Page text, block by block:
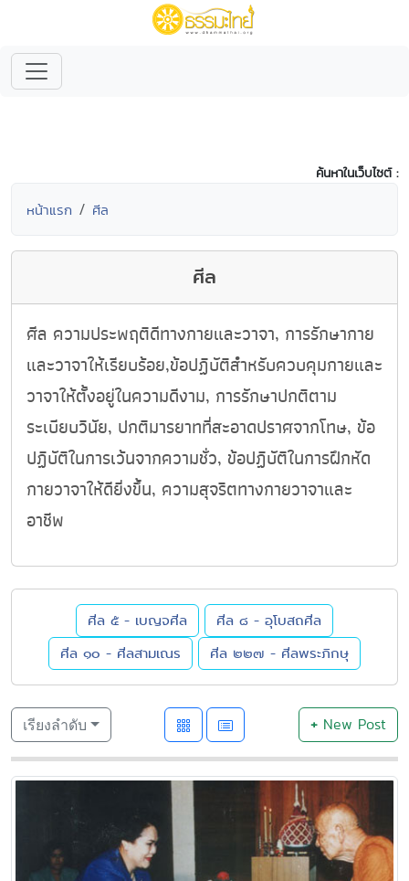
ค้นหาในเว็บไซต์ :
หน้าแรก ศีล
ศีล
ศีล ความประพฤติดีทางกายและวาจา, การรักษากาย
และวาจาให้เรียบร้อย,ข้อปฏิบัติสำหรับควบคุมกายและ
วาจาให้ตั้งอยู่ในความดีงาม, การรักษาปกติตาม
ระเบียบวินัย, ปกติมารยาทที่สะอาดปราศจากโทษ, ข้อ
ปฏิบัติในการเว้นจากความชั่ว, ข้อปฏิบัติในการฝึกหัด
กายวาจาให้ดียิ่งขึ้น, ความสุจริตทางกายวาจาและ
อาชีพ
ศีล ๕ - เบญจศีล
ศีล ๘ - อุโบสถศีล
ศีล ๑๐ - ศีลสามเณร
ศีล ๒๒๗ - ศีลพระภิกษุ
เรียงลำดับ +New Post